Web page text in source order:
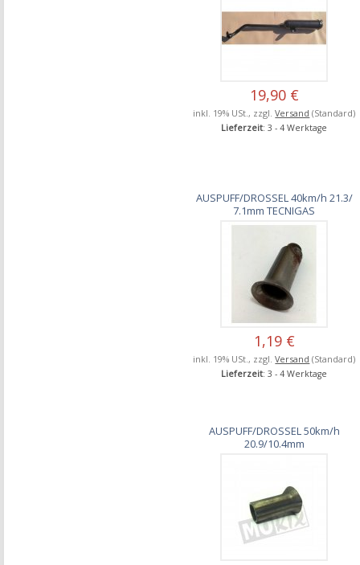
19,90 €
inkl. 19% USt., zzgl.Versand (Standard)
Lieferzeit: 3 - 4 Werktage
AUSPUFF/DROSSEL 40km/h 21.3/
7.1mm TECNIGAS
1,19 €
inkl. 19% USt., zzgl.Versand (Standard)
Lieferzeit: 3 - 4 Werktage
AUSPUFF/DROSSEL 50km/h
20.9/10.4mm